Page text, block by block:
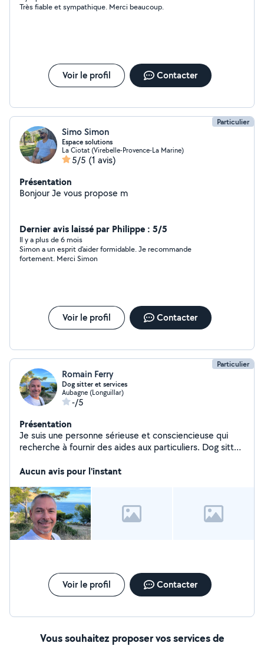
Très fiable et sympathique. Merci beaucoup.
Voir le profil Contacter
Particulier
Simo Simon
Espace solutions
La Ciotat (Virebelle-Provence-La Marine)
5/5 (1 avis)
Présentation
Bonjour Je vous propose m
Dernier avis laissé par Philippe : 5/5
Il y a plus de 6 mois
Simon a un esprit d'aider formidable. Je recommande
fortement. Merci Simon
Voir le profil Contacter
Particulier
Romain Ferry
Dog sitter et services
Aubagne (Longuillar)
-/5
Présentation
Je suis une personne sérieuse et consciencieuse qui
recherche à fournir des aides aux particuliers. Dog sitter
Livraison courses et colis
Aucun avis pour l'instant
Voir le profil Contacter
Vous souhaitez proposer vos services de